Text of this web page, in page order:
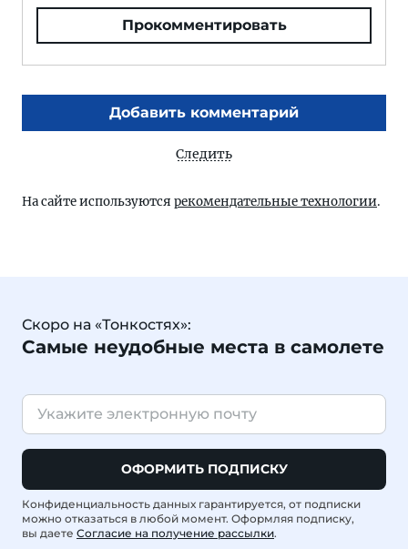
Прокомментировать
Добавить комментарий
Следить
На сайте используются рекомендательные технологии.
Скоро на «Тонкостях»:
Самые неудобные места в самолете
ОФОРМИТЬ ПОДПИСКУ
Конфиденциальность данных гарантируется, от подписки
можно отказаться в любой момент. Оформляя подписку,
вы даете Согласие на получение рассылки.